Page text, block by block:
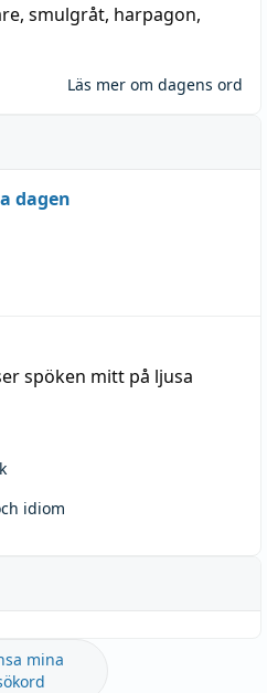
, smulgråt, harpagon,
Läs mer om dagens ord
dagen
spöken mitt på ljusa
idiom
mina